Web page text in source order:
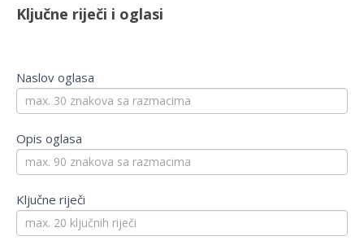
Ključne riječi i oglasi
Naslov oglasa
Opis oglasa
Ključne riječi